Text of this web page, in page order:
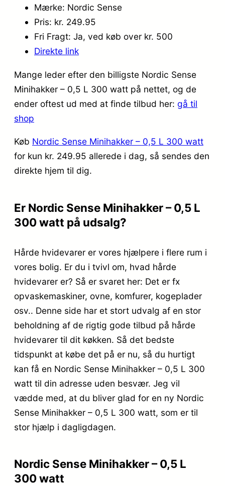
Mærke: Nordic Sense
Pris: kr. 249.95
Fri Fragt: Ja, ved køb over kr. 500
Direkte link
Mange leder efter den billigste Nordic Sense
Minihakker – 0,5 L 300 watt på nettet, og de
ender oftest ud med at finde tilbud her: gå til
shop
Køb Nordic Sense Minihakker – 0,5 L 300 watt
for kun kr. 249.95 allerede i dag, så sendes den
direkte hjem til dig.
Er Nordic Sense Minihakker – 0,5 L
300 watt på udsalg?
Hårde hvidevarer er vores hjælpere i flere rum i
vores bolig. Er du i tvivl om, hvad hårde
hvidevarer er? Så er svaret her: Det er fx
opvaskemaskiner, ovne, komfurer, kogeplader
osv.. Denne side har et stort udvalg af en stor
beholdning af de rigtig gode tilbud på hårde
hvidevarer til dit køkken. Så det bedste
tidspunkt at købe det på er nu, så du hurtigt
kan få en Nordic Sense Minihakker – 0,5 L 300
watt til din adresse uden besvær. Jeg vil
vædde med, at du bliver glad for en ny Nordic
Sense Minihakker – 0,5 L 300 watt, som er til
stor hjælp i dagligdagen.
Nordic Sense Minihakker – 0,5 L
300 watt